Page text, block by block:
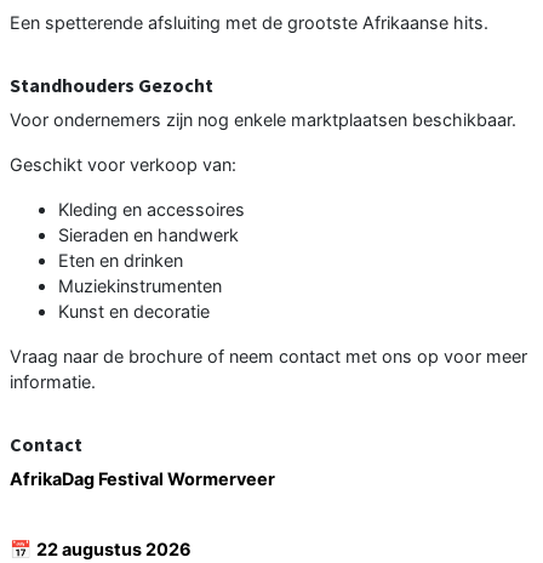
Een spetterende afsluiting met de grootste Afrikaanse hits.
Standhouders Gezocht
Voor ondernemers zijn nog enkele marktplaatsen beschikbaar.
Geschikt voor verkoop van:
Kleding en accessoires
Sieraden en handwerk
Eten en drinken
Muziekinstrumenten
Kunst en decoratie
Vraag naar de brochure of neem contact met ons op voor meer
informatie.
Contact
AfrikaDag Festival Wormerveer
📅 22 augustus 2026